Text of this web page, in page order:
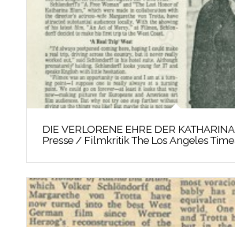
DIE VERLORENE EHRE DER
Presse / Filmkritik The Los Angeles